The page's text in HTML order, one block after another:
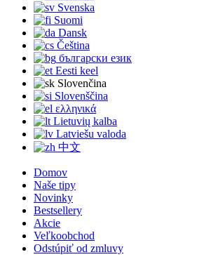
Svenska
Suomi
Dansk
Čeština
български език
Eesti keel
Slovenčina
Slovenščina
ελληνικά
Lietuvių kalba
Latviešu valoda
中文
Domov
Naše tipy
Novinky
Bestsellery
Akcie
Veľkoobchod
Odstúpiť od zmluvy